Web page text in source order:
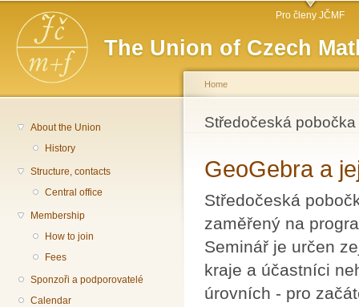
The Union of Czech
Main menu Pro členy JČMF
About the Union
History
Structure, contacts
Central office
Membership
How to join
Fees
Sponzoři a podporovatelé
Calendar
You are here
Home
Středočeská pobočka
GeoGebra a
Středočeská
zaměřený na
Seminář je určen
kraje a účastníci
úrovních - pro